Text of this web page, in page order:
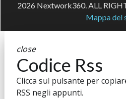
2026 Nextwork360. ALL
Mappa del
close
Codice Rss
Clicca sul pulsante per
RSS negli appunti.